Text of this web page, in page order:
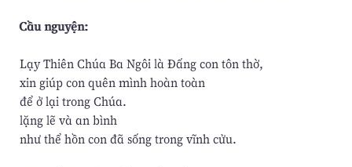
Cầu nguyện:
Lạy Thiên Chúa Ba Ngôi là Đấng con tôn thờ,
xin giúp con quên mình hoàn toàn
để ở lại trong Chúa.
lặng lẽ và an bình
như thể hồn con đã sống trong vĩnh cửu.